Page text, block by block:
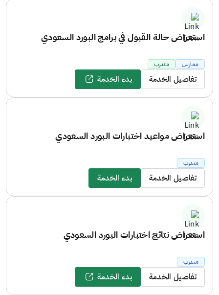
استعراض حالة القبول في برامج البورد السعودي
ممارس متدرب
تفاصيل الخدمة بدء الخدمة
استعراض مواعيد اختبارات البورد السعودي
متدرب
تفاصيل الخدمة بدء الخدمة
استعراض نتائج اختبارات البورد السعودي
متدرب
تفاصيل الخدمة بدء الخدمة